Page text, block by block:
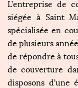
L’entreprise de
siégée à Saint
spécialisée en
de plusieurs
de répondre à
de couverture
disposons d’une